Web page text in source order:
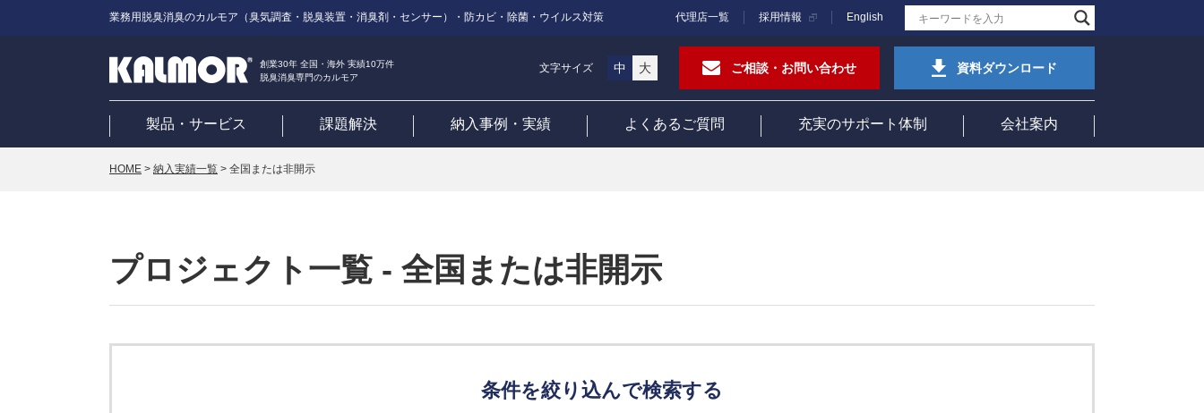
業務用脱臭消臭のカルモア（臭気調査・脱臭装置・消臭剤・センサー）・防カビ・除菌・ウイルス対策 代理店一覧 採用情報 English
創業30年 全国・海外 実績10万件
脱臭消臭専門のカルモア
文字サイズ 中 大 ご相談・お問い合わせ 資料ダウンロード
製品・サービス 課題解決 納入事例・実績 よくあるご質問 充実のサポート体制 会社案内
HOME > 納入実績一覧 > 全国または非開示
プロジェクト一覧 - 全国または非開示
条件を絞り込んで検索する